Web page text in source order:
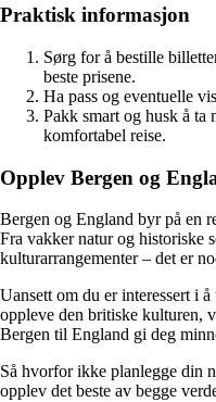
Praktisk informasjon
Sørg for å bestille
beste prisene.
Ha pass og eventuelle
Pakk smart og husk å ta
komfortabel reise.
Opplev Bergen og
Bergen og England byr på en
Fra vakker natur og historiske
kulturarrangementer – det er
Uansett om du er interessert i
oppleve den britiske kulturen,
Bergen til England gi deg
Så hvorfor ikke planlegge din
opplev det beste av begge